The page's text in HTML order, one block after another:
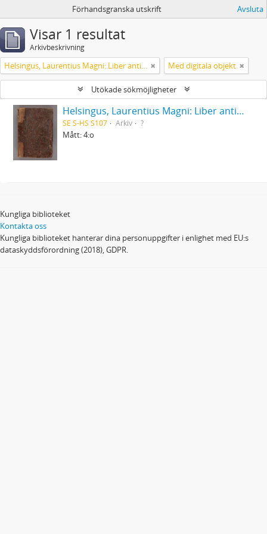
Förhandsgranska utskrift Avsluta
Visar 1 resultat
Arkivbeskrivning
Helsingus, Laurentius Magni: Liber antiphonarius Med digitala objekt
Utökade sökmöjligheter
Helsingus, Laurentius Magni: Liber antiphonarius
SE S-HS S107 Arkiv ?
Mått: 4:o
Kungliga biblioteket
Kontakta oss
Kungliga biblioteket hanterar dina personuppgifter i enlighet med EU:s
dataskyddsförordning (2018), GDPR.